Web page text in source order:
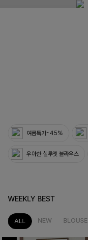
여름특가~45%
우아한 실루엣 블라우스
WEEKLY BEST
ALL NEW BLOUSE